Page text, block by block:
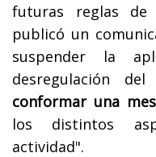
futuras reglas de
publicó un
suspender la
desregulación
conformar una
los distintos
actividad".